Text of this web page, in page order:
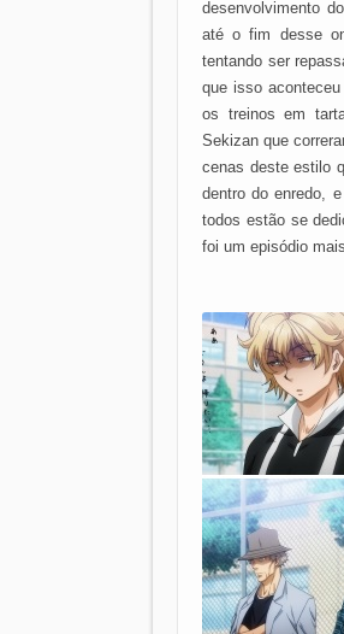
desenvolvimento
até o fim desse
tentando ser
que isso
os treinos em
Sekizan que
cenas deste estilo
dentro do enredo,
todos estão se
foi um episódio